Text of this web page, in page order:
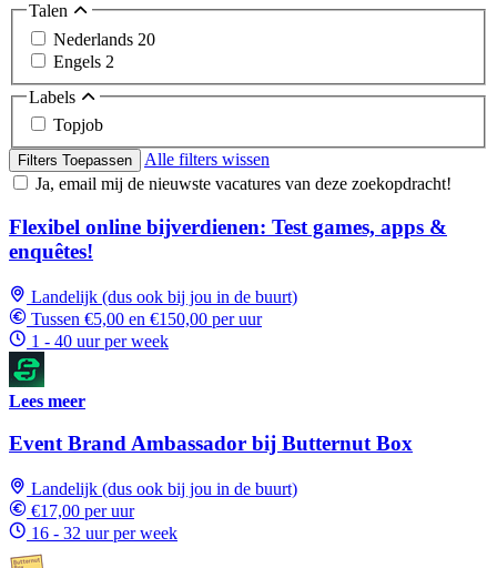
Talen
Nederlands 20
Engels 2
Labels
Topjob
Filters Toepassen
Alle filters wissen
Ja, email mij de nieuwste vacatures van deze zoekopdracht!
Flexibel online bijverdienen: Test games, apps &
enquêtes!
Landelijk (dus ook bij jou in de buurt)
Tussen €5,00 en €150,00 per uur
1 - 40 uur per week
Lees meer
Event Brand Ambassador bij Butternut Box
Landelijk (dus ook bij jou in de buurt)
€17,00 per uur
16 - 32 uur per week